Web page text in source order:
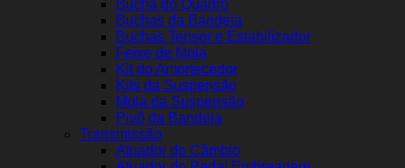
Bucha do Quadro
Buchas da Bandeja
Buchas Tensor e Estabilizador
Feixe de Mola
Kit do Amortecedor
Kits da Suspensão
Mola da Suspensão
Pivô da Bandeja
Transmissão
Atuador do Câmbio